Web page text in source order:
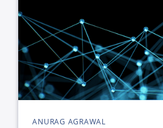
ANURAG AGRAWAL